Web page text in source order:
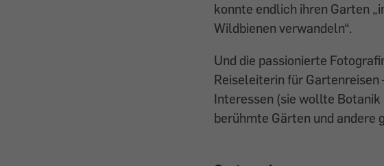
konnte endlich ihren Garten
Wildbienen verwandeln“.
Und die passionierte
Reiseleiterin für Gartenreisen
Interessen (sie wollte
berühmte Gärten und andere